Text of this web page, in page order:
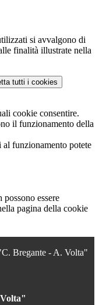
si avvalgono di
finalità illustrate nella
tutti i cookies
cookie consentire.
il funzionamento della
al funzionamento potete
essere
pagina della cookie
Bregante - A. Volta"